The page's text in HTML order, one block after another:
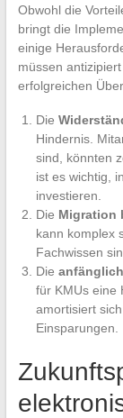
Obwohl die
bringt die
einige
müssen
erfolgreichen
Die
Hindernis.
sind, könnten
ist es wichtig,
investieren.
Die Migration
kann komplex
Fachwissen
Die
für KMUs eine
amortisiert
Einsparungen.